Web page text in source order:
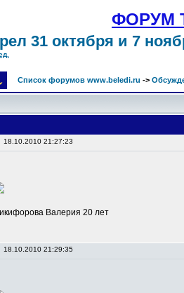
ФОРУМ
31 октября и 7
Список форумов www.beledi.ru ->
18.10.2010 21:27:23
Валерия 20 лет
18.10.2010 21:29:35